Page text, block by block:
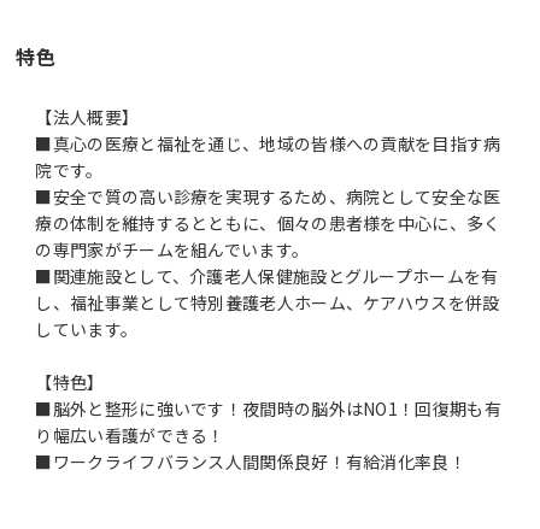
特色
【法人概要】
■真心の医療と福祉を通じ、地域の皆様への貢献を目指す病
院です。
■安全で質の高い診療を実現するため、病院として安全な医
療の体制を維持するとともに、個々の患者様を中心に、多く
の専門家がチームを組んでいます。
■関連施設として、介護老人保健施設とグループホームを有
し、福祉事業として特別養護老人ホーム、ケアハウスを併設
しています。
【特色】
■脳外と整形に強いです！夜間時の脳外はNO1！回復期も有
り幅広い看護ができる！
■ワークライフバランス人間関係良好！有給消化率良！